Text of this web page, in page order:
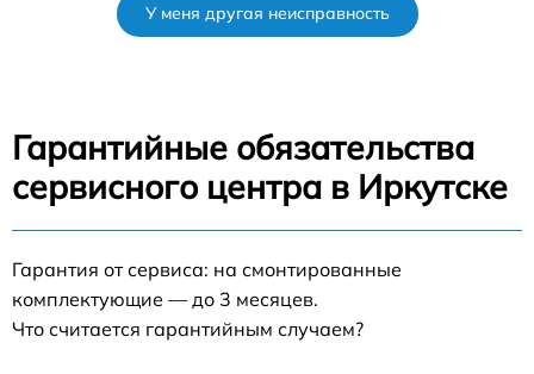
У меня другая неисправность
Гарантийные обязательства
сервисного центра в Иркутске
Гарантия от сервиса: на смонтированные
комплектующие — до 3 месяцев.
Что считается гарантийным случаем?